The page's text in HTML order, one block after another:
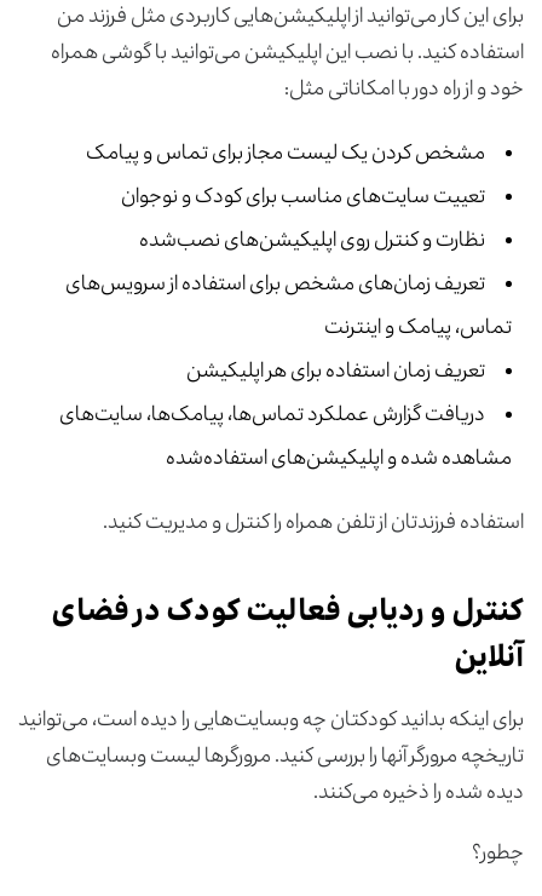
برای این کار می‌توانید از اپلیکیشن‌هایی کاربردی مثل فرزند من
استفاده کنید. با نصب این اپلیکیشن می‌توانید با گوشی همراه
خود و از راه دور با امکاناتی مثل:
مشخص کردن یک لیست مجاز برای تماس و پیامک
تعییت سایت‌های مناسب برای کودک و نوجوان
نظارت و کنترل روی اپلیکیشن‌های نصب‌شده
تعریف زمان‌های مشخص برای استفاده از سرویس‌های
تماس، پیامک و اینترنت
تعریف زمان استفاده برای هر اپلیکیشن‌
دریافت گزارش‌ عملکرد تماس‌ها، پیامک‌ها، سایت‌های
مشاهده شده و اپلیکیشن‌های استفاده‌شده
استفاده فرزندتان از تلفن همراه را کنترل و مدیریت کنید.
کنترل و ردیابی فعالیت کودک در فضای
آنلاین
برای اینکه بدانید کودکتان چه وبسایت‌هایی را دیده است، می‌توانید
تاریخچه مرورگر آنها را بررسی کنید. مرورگرها‌ لیست وبسایت‌های
دیده شده را ذخیره می‌کنند.
چطور؟